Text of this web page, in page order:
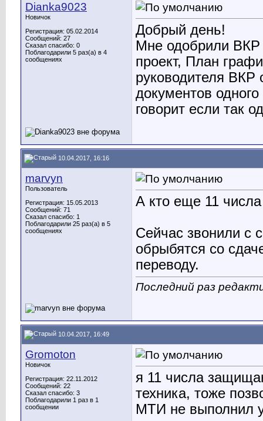
Dianka9023
Новичок
Регистрация: 05.02.2014
Сообщений: 27
Сказал спасибо: 0
Поблагодарили 5 раз(а) в 4
сообщениях
Добрый день!
Мне одобрили ВКР
проект, План
руководителя ВКР
документов одного
говорит если так
10.04.2017, 16:16
marvyn
Пользователь
Регистрация: 15.05.2013
Сообщений: 71
Сказал спасибо: 1
Поблагодарили 25 раз(а) в 5
сообщениях
А кто еще 11
Сейчас звонили с
обрыбятся со
переводу.
Последний раз
10.04.2017, 16:49
Gromoton
Новичок
Регистрация: 22.11.2012
Сообщений: 22
Сказал спасибо: 3
Поблагодарили 1 раз в 1
сообщении
я 11 числа
техника, тоже
МТИ не выполнил